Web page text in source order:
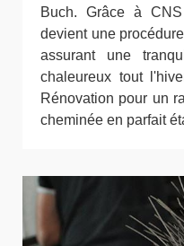
Buch. Grâce à
devient une
assurant une
chaleureux tout
Rénovation pour un
cheminée en parfait